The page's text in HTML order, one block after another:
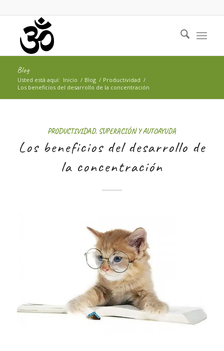
Blog
Usted está aquí: Inicio / Blog / Productividad /
Los beneficios del desarrollo de la concentración
PRODUCTIVIDAD, SUPERACIÓN Y AUTOAYUDA
Los beneficios del desarrollo de
la concentración